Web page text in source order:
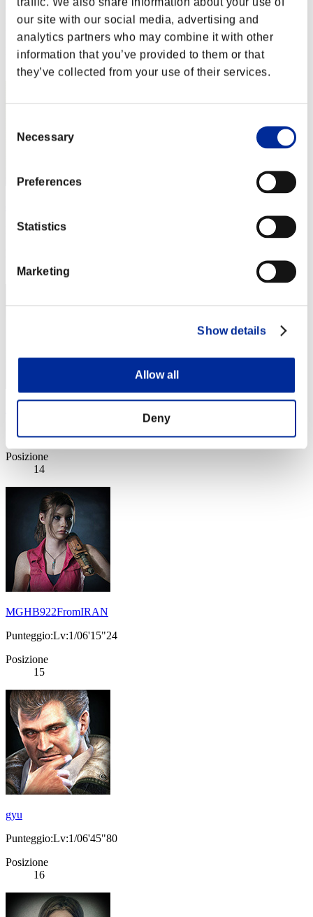
our site with our social media, advertising and
analytics partners who may combine it with other
information that you’ve provided to them or that
they’ve collected from your use of their services.
Selection
Necessary
Preferences
Statistics
Marketing
Show details
Allow all
Deny
gymtonic74
Punteggio:Lv:1/05'22"78
Posizione
Punteggio:Lv:1/05'53"54
13
Punteggio:Lv:1/05'59"61
Posizione
14
MGHB922FromIRAN
Punteggio:Lv:1/06'15"24
Posizione
15
gyu
Punteggio:Lv:1/06'45"80
Posizione
16